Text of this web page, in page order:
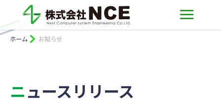
ホーム お知らせ
ニュースリリース